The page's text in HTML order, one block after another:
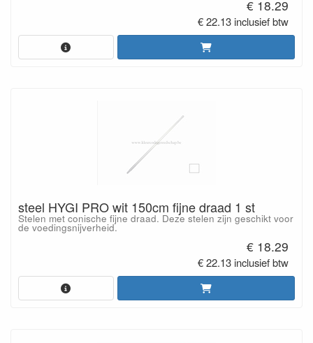
€ 18.29
€ 22.13 inclusief btw
steel HYGI PRO wit 150cm fijne draad 1 st
Stelen met conische fijne draad. Deze stelen zijn geschikt voor
de voedingsnijverheid.
€ 18.29
€ 22.13 inclusief btw